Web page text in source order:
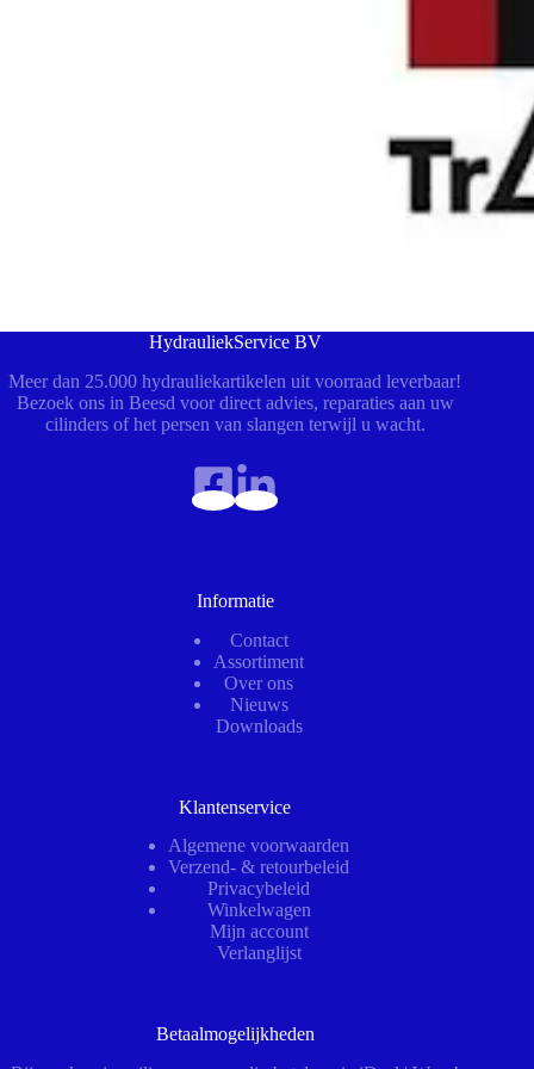
HydrauliekService BV
Meer dan 25.000 hydrauliekartikelen uit voorraad leverbaar!
Bezoek ons in Beesd voor direct advies, reparaties aan uw
cilinders of het persen van slangen terwijl u wacht.
Informatie
Contact
Assortiment
Over ons
Nieuws
Downloads
Klantenservice
Algemene voorwaarden
Verzend- & retourbeleid
Privacybeleid
Winkelwagen
Mijn account
Verlanglijst
Betaalmogelijkheden